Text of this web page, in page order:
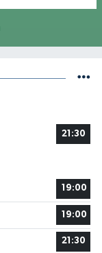
21:30
19:00
19:00
21:30